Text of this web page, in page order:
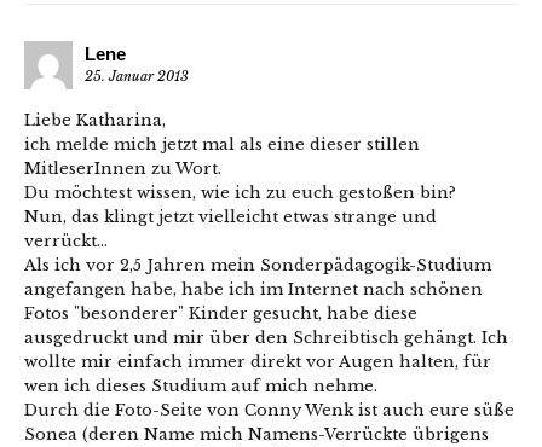
Lene
25. Januar 2013
Liebe Katharina,
ich melde mich jetzt mal als eine dieser stillen
MitleserInnen zu Wort.
Du möchtest wissen, wie ich zu euch gestoßen bin?
Nun, das klingt jetzt vielleicht etwas strange und
verrückt…
Als ich vor 2,5 Jahren mein Sonderpädagogik-Studium
angefangen habe, habe ich im Internet nach schönen
Fotos "besonderer" Kinder gesucht, habe diese
ausgedruckt und mir über den Schreibtisch gehängt. Ich
wollte mir einfach immer direkt vor Augen halten, für
wen ich dieses Studium auf mich nehme.
Durch die Foto-Seite von Conny Wenk ist auch eure süße
Sonea (deren Name mich Namens-Verrückte übrigens